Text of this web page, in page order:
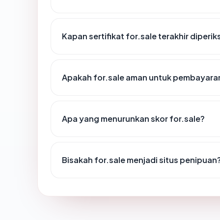
Kapan sertifikat for.sale terakhir
Apakah for.sale aman untuk
Apa yang menurunkan skor for.sale?
Bisakah for.sale menjadi situs